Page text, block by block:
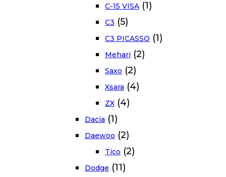
C-15 VISA (1)
C3 (5)
C3 PICASSO (1)
Mehari (2)
Saxo (2)
Xsara (4)
ZX (4)
Dacia (1)
Daewoo (2)
Tico (2)
Dodge (11)